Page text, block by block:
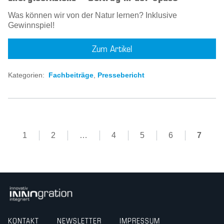
Was können wir von der Natur lernen? Inklusive
Gewinnspiel!
Zum Artikel
Kategorien: Fachbeiträge, Pressebericht
1 2 … 4 5 6 7
KONTAKT NEWSLETTER IMPRESSUM